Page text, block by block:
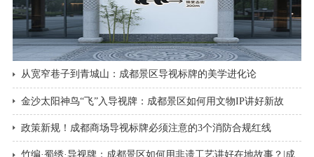
从宽窄巷子到青城山：成都景区导视标牌的美学进化论
金沙太阳神鸟“飞”入导视牌：成都景区如何用文物IP讲好新故
事？|成都景区导视标牌
政策新规！成都商场导视标牌必须注意的3个消防合规红线
竹编·蜀绣·导视牌：成都景区如何用非遗工艺讲好在地故事？|成